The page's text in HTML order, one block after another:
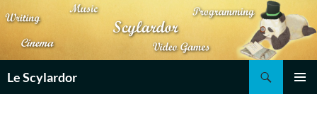
au
contenu
Le Scylardor